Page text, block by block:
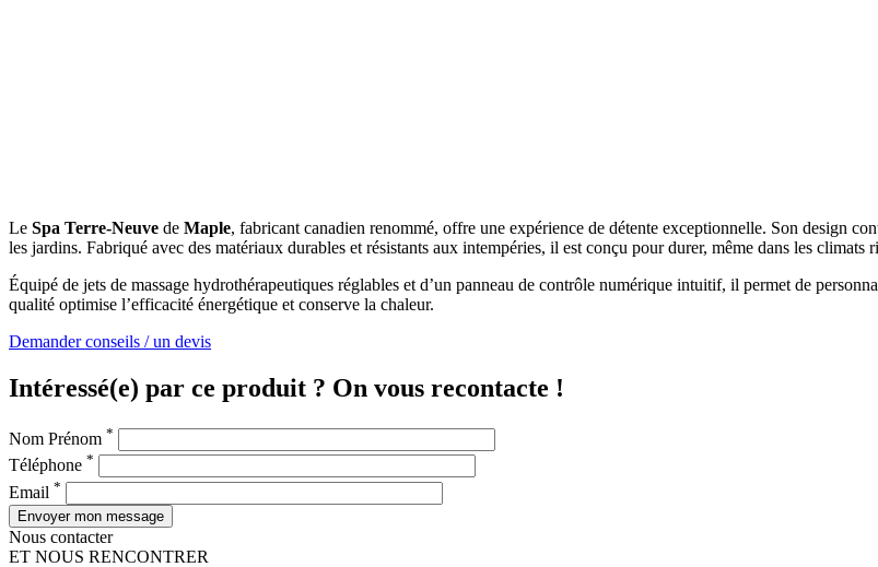
Le Spa Terre-Neuve de Maple, fabricant canadien renommé, offre une expérience de détente exceptionnelle. Son design
les jardins. Fabriqué avec des matériaux durables et résistants aux intempéries, il est conçu pour durer, même dans les climats
Équipé de jets de massage hydrothérapeutiques réglables et d’un panneau de contrôle numérique intuitif, il permet de
qualité optimise l’efficacité énergétique et conserve la chaleur.
Demander conseils / un devis
Intéressé(e) par ce produit ? On vous recontacte !
Nom Prénom *
Téléphone *
Email *
Nous contacter
ET NOUS RENCONTRER